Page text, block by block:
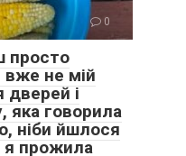
0
просто
вже не мій
дверей і
яка говорила
ніби йшлося
я прожила